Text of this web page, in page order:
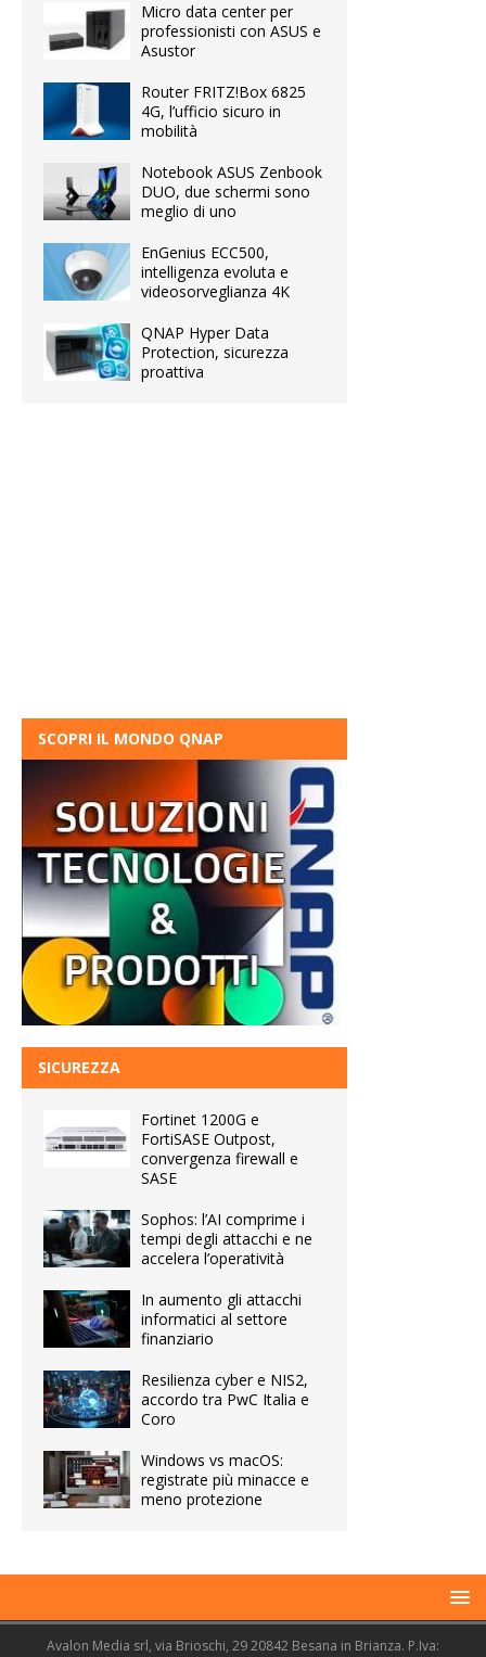
Micro data center per
professionisti con ASUS e
Asustor
Router FRITZ!Box 6825
4G, l’ufficio sicuro in
mobilità
Notebook ASUS Zenbook
DUO, due schermi sono
meglio di uno
EnGenius ECC500,
intelligenza evoluta e
videosorveglianza 4K
QNAP Hyper Data
Protection, sicurezza
proattiva
SCOPRI IL MONDO QNAP
SICUREZZA
Fortinet 1200G e
FortiSASE Outpost,
convergenza firewall e
SASE
Sophos: l’AI comprime i
tempi degli attacchi e ne
accelera l’operatività
In aumento gli attacchi
informatici al settore
finanziario
Resilienza cyber e NIS2,
accordo tra PwC Italia e
Coro
Windows vs macOS:
registrate più minacce e
meno protezione
Avalon Media srl, via Brioschi, 29 20842 Besana in Brianza. P.Iva: